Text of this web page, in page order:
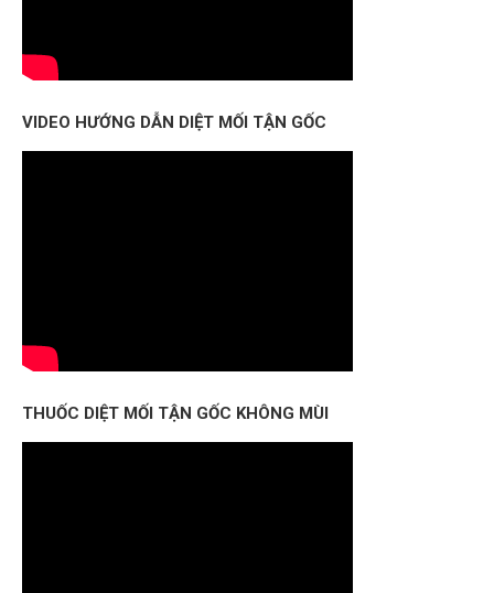
VIDEO HƯỚNG DẪN DIỆT MỐI TẬN GỐC
THUỐC DIỆT MỐI TẬN GỐC KHÔNG MÙI